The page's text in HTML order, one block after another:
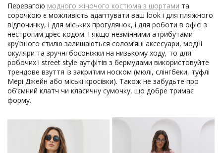
Перевагою модного жіночого костюма з шортами та
сорочкою є можливість адаптувати ваш look і для пляжного
відпочинку, і для міських прогулянок, і для роботи в офісі з
нестрогим дрес-кодом. І якщо незмінними атрибутами
круїзного стилю залишаються солом’яні аксесуари, модні
окуляри та зручні босоніжки на низькому ходу, то для
робочих і street style аутфітів з бермудами використовуйте
трендове взуття із закритим носком (мюлі, слінгбеки, туфлі
Мері Джейн або міські кросівки). Також не забудьте про
об’ємний клатч чи класичну сумочку, що добре тримає
форму.